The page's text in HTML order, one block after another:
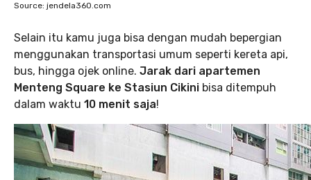
Source: jendela360.com
Selain itu kamu juga bisa dengan mudah bepergian
menggunakan transportasi umum seperti kereta api,
bus, hingga ojek online. Jarak dari apartemen
Menteng Square ke Stasiun Cikini bisa ditempuh
dalam waktu 10 menit saja!